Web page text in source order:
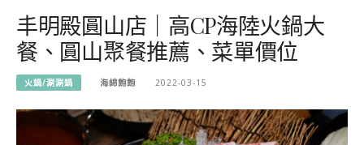
丰明殿圓山店｜高CP海陸火鍋大
餐、圓山聚餐推薦、菜單價位
火鍋/涮涮鍋 海綿飽飽 2022-03-15